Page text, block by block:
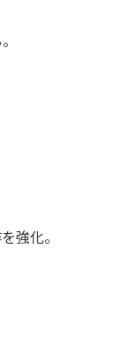
強化。